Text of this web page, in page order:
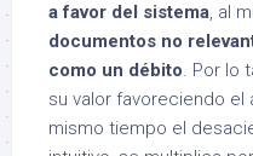
a favor del sistema, al
documentos no
como un débito. Por lo
su valor favoreciendo el
mismo tiempo el